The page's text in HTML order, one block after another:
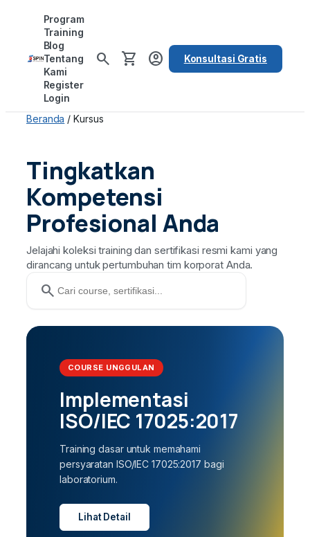
konten
Program
Training
Blog
Tentang
Kami
Register
Login
search shopping_cart account_circle Konsultasi Gratis
Beranda / Kursus
Tingkatkan
Kompetensi
Profesional Anda
Jelajahi koleksi training dan sertifikasi resmi kami yang
dirancang untuk pertumbuhan tim korporat Anda.
search
COURSE UNGGULAN
Implementasi
ISO/IEC 17025:2017
Training dasar untuk memahami
persyaratan ISO/IEC 17025:2017 bagi
laboratorium.
Lihat Detail